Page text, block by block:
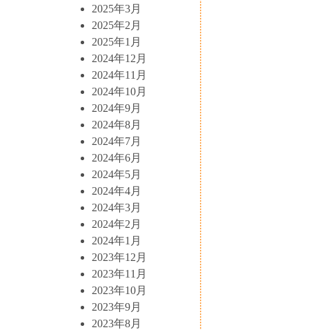
2025年3月
2025年2月
2025年1月
2024年12月
2024年11月
2024年10月
2024年9月
2024年8月
2024年7月
2024年6月
2024年5月
2024年4月
2024年3月
2024年2月
2024年1月
2023年12月
2023年11月
2023年10月
2023年9月
2023年8月